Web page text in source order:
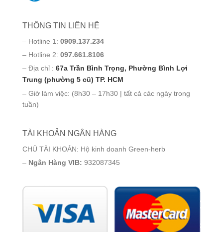
THÔNG TIN LIÊN HỆ
– Hotline 1: 0909.137.234
– Hotline 2: 097.661.8106
– Địa chỉ : 67a Trần Bình Trọng, Phường Bình Lợi
Trung (phường 5 cũ) TP. HCM
– Giờ làm việc: (8h30 – 17h30 | tất cả các ngày trong
tuần)
TÀI KHOẢN NGÂN HÀNG
CHỦ TÀI KHOẢN: Hộ kinh doanh Green-herb
– Ngân Hàng VIB: 932087345